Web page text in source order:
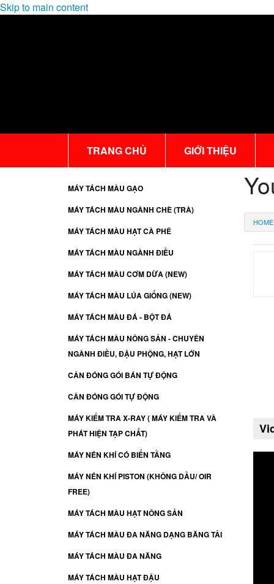
Skip to main content
TRANG CHỦ GIỚI THIỆU
HOME
MÁY TÁCH MÀU GẠO
MÁY TÁCH MÀU NGÀNH CHÈ (TRÀ)
MÁY TÁCH MÀU HẠT CÀ PHÊ
MÁY TÁCH MÀU NGÀNH ĐIỀU
MÁY TÁCH MÀU CƠM DỪA (NEW)
MÁY TÁCH MÀU LÚA GIỐNG (NEW)
MÁY TÁCH MÀU ĐÁ - BỘT ĐÁ
MÁY TÁCH MÀU NÔNG SẢN - CHUYÊN
NGÀNH ĐIỀU, ĐẬU PHỘNG, HẠT LỚN
CÂN ĐÓNG GÓI BÁN TỰ ĐỘNG
CÂN ĐÓNG GÓI TỰ ĐỘNG
MÁY KIỂM TRA X-RAY ( MÁY KIỂM TRA VÀ
PHÁT HIỆN TẠP CHẤT)
MÁY NÉN KHÍ CÓ BIẾN TẦNG
MÁY NÉN KHÍ PISTON (KHÔNG DẦU/ OIR
FREE)
MÁY TÁCH MÀU HẠT NÔNG SẢN
MÁY TÁCH MÀU ĐA NĂNG DẠNG BĂNG TẢI
MÁY TÁCH MÀU ĐA NĂNG
MÁY TÁCH MÀU HẠT ĐẬU